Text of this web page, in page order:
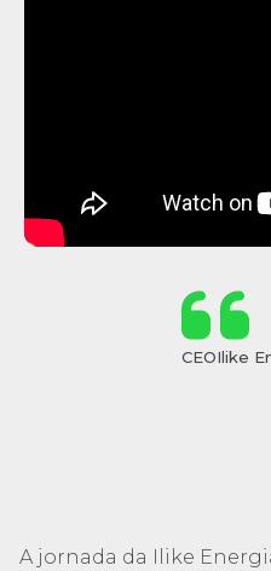
CEOIlike
A jornada da Ilike